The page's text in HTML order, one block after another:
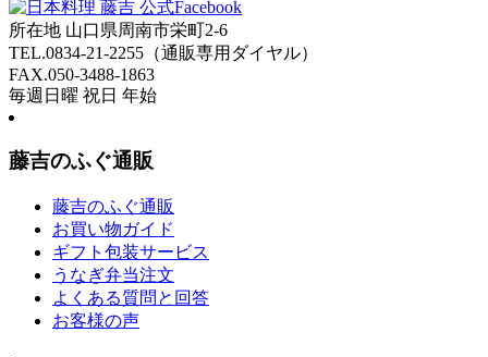
所在地 山口県周南市栄町2-6
TEL.0834-21-2255 （通販専用ダイヤル）
FAX.050-3488-1863
毎週日曜 祝日 年始
藤吉のふぐ通販
藤吉のふぐ通販
お買い物ガイド
ギフト包装サービス
うなぎ弁当注文
よくある質問と回答
お客様の声